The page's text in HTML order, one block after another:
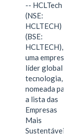
-- HCLTech
(NSE:
HCLTECH)
(BSE:
HCLTECH),
uma empresa
líder global em
tecnologia, foi
nomeada para
a lista das
Empresas
Mais
Sustentáveis